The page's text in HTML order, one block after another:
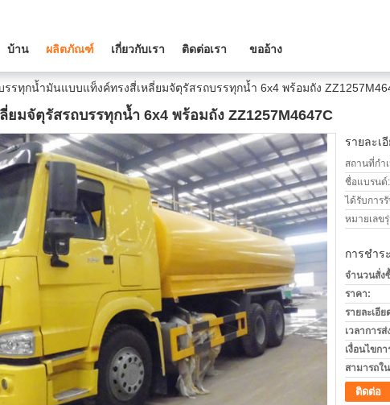
บ้าน ผลิตภัณฑ์ เกี่ยวกับเรา ติดต่อเรา ขออ้าง
รรทุกน้ำมันแบบแท็งค์ทรงสี่เหลี่ยมจัตุรัสรถบรรทุกน้ำ 6x4 พร้อมถัง
มจัตุรัสรถบรรทุกน้ำ 6x4 พร้อมถัง ZZ1257M4647C
รายละเ
สถานที่กำ
ชื่อแบรนด์:
ได้รับการ
หมายเลข
การชำร
จำนวนสั่ง
ราคา:
รายละเอีย
เวลาการ
เงื่อนไขกา
สามารถใ
ติดต่อ